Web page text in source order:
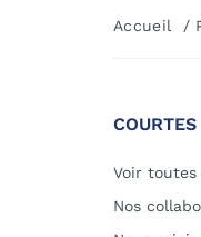
Accueil
Voir toutes
Nos